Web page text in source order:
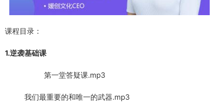
课程目录：
1.逆袭基础课
第一堂答疑课.mp3
我们最重要的和唯一的武器.mp3